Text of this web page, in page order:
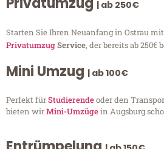
| ab 250€
Starten Sie Ihren Neuanfang in Ostrau
PrivatumzugService, der bereits ab 250€
Mini Umzug | ab 100€
Perfekt fürStudierendeoder den
bieten wirMini-Umzügein Augsburg